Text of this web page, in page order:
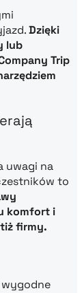
Dzięki
lub
Trip
uwagi na
to
komfort i
firmy.